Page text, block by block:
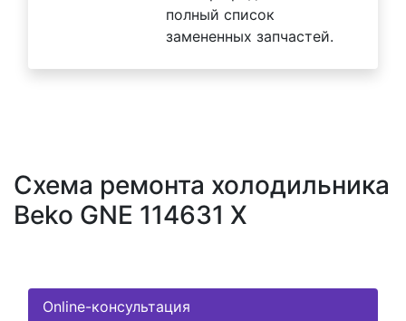
полный список
замененных запчастей.
Схема ремонта холодильника
Beko GNE 114631 X
Online-консультация